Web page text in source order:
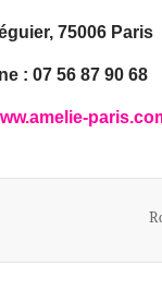
75006 Paris
: 07 56 87 90 68